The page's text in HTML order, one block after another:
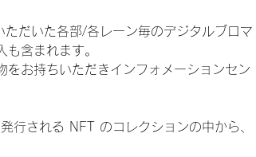
だいた各部/各レーン毎のデジタルブロマ
含まれます。
お持ちいただきインフォメーションセン
行される NFT のコレクションの中から、